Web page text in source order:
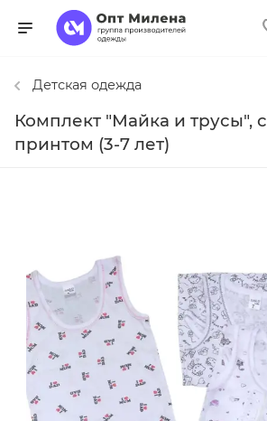
Детская одежда
Комплект "Майка и трусы", с
принтом (3-7 лет)